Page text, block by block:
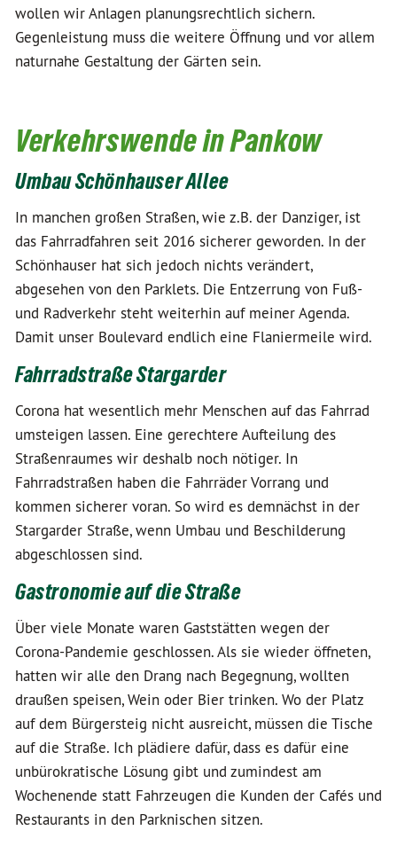
wollen wir Anlagen planungsrechtlich sichern.
Gegenleistung muss die weitere Öffnung und vor allem
naturnahe Gestaltung der Gärten sein.
Verkehrswende in Pankow
Umbau Schönhauser Allee
In manchen großen Straßen, wie z.B. der Danziger, ist
das Fahrradfahren seit 2016 sicherer geworden. In der
Schönhauser hat sich jedoch nichts verändert,
abgesehen von den Parklets. Die Entzerrung von Fuß-
und Radverkehr steht weiterhin auf meiner Agenda.
Damit unser Boulevard endlich eine Flaniermeile wird.
Fahrradstraße Stargarder
Corona hat wesentlich mehr Menschen auf das Fahrrad
umsteigen lassen. Eine gerechtere Aufteilung des
Straßenraumes wir deshalb noch nötiger. In
Fahrradstraßen haben die Fahrräder Vorrang und
kommen sicherer voran. So wird es demnächst in der
Stargarder Straße, wenn Umbau und Beschilderung
abgeschlossen sind.
Gastronomie auf die Straße
Über viele Monate waren Gaststätten wegen der
Corona-Pandemie geschlossen. Als sie wieder öffneten,
hatten wir alle den Drang nach Begegnung, wollten
draußen speisen, Wein oder Bier trinken. Wo der Platz
auf dem Bürgersteig nicht ausreicht, müssen die Tische
auf die Straße. Ich plädiere dafür, dass es dafür eine
unbürokratische Lösung gibt und zumindest am
Wochenende statt Fahrzeugen die Kunden der Cafés und
Restaurants in den Parknischen sitzen.